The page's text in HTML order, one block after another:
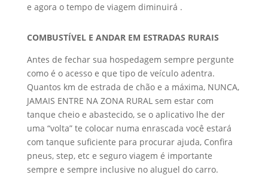
e agora o tempo de viagem diminuirá .
COMBUSTÍVEL E ANDAR EM ESTRADAS RURAIS
Antes de fechar sua hospedagem sempre pergunte
como é o acesso e que tipo de veículo adentra.
Quantos km de estrada de chão e a máxima, NUNCA,
JAMAIS ENTRE NA ZONA RURAL sem estar com
tanque cheio e abastecido, se o aplicativo lhe der
uma “volta” te colocar numa enrascada você estará
com tanque suficiente para procurar ajuda, Confira
pneus, step, etc e seguro viagem é importante
sempre e sempre inclusive no aluguel do carro.